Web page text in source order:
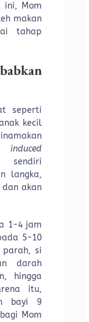
ini, Mom
makan
tahap
seperti
kecil
sendiri
langka,
dan akan
1-4 jam
5-10
parah, si
darah
hingga
itu,
bayi 9
Mom